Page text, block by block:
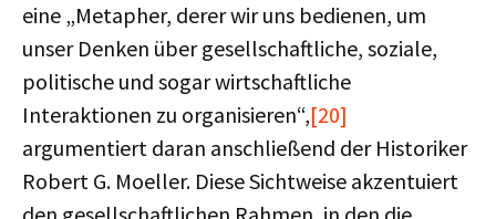
eine „Metapher, derer wir uns bedienen, um
unser Denken über gesellschaftliche, soziale,
politische und sogar wirtschaftliche
Interaktionen zu organisieren“,[20]
argumentiert daran anschließend der Historiker
Robert G. Moeller. Diese Sichtweise akzentuiert